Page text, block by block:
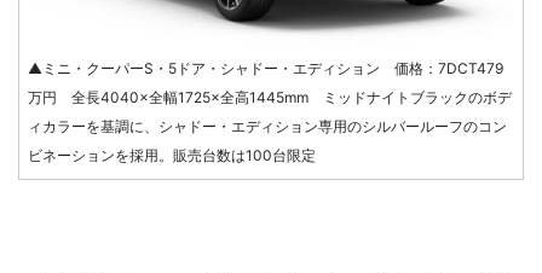
▲ミニ・クーパーS・5ドア・シャドー・エディション 価格：7DCT479
万円 全長4040×全幅1725×全高1445mm ミッドナイトブラックのボデ
ィカラーを基調に、シャドー・エディション専用のシルバールーフのコン
ビネーションを採用。販売台数は100台限定